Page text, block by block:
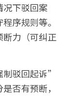
况下驳回案
序规则等。
力（可纠正
驳回起诉”
否有预断，